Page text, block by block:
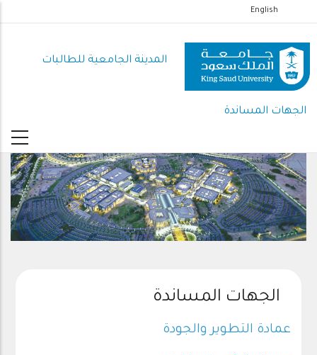
إلى
المحتوى
الرئيسي
English
المدينة الجامعية للطالبات
الجهات المساندة
الجهات المساندة
عمادة التطوير والجودة